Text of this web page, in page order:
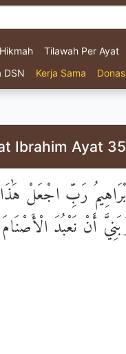
Tilawah Per Ayat
DSN
Kerja Sama
Ibrahim Ayat 35
رَبِّ اجْعَلْ هَٰذَا
أَنْ نَعْبُدَ الْأَصْنَامَ